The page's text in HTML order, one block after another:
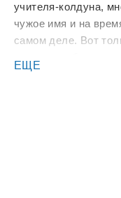
учителя-колдуна,
чужое имя и на
самом деле. Вот
разгадать.
ЕЩЕ